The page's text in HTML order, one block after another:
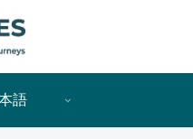
語